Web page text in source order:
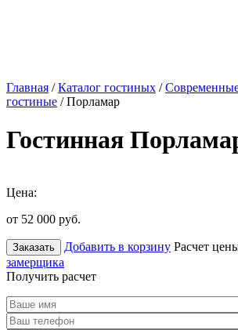
Главная /Каталог гостиных /
гостиные / Порламар
Гостинная
Цена:
от 52 000 руб.
Заказать Добавить в корзину Расчет
замерщика
Получить расчет